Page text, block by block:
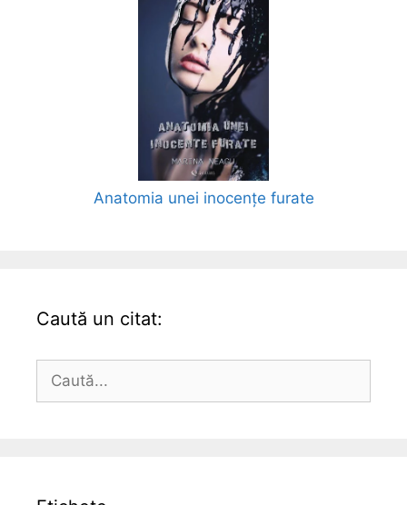
Anatomia unei inocențe furate
Caută un citat:
după: